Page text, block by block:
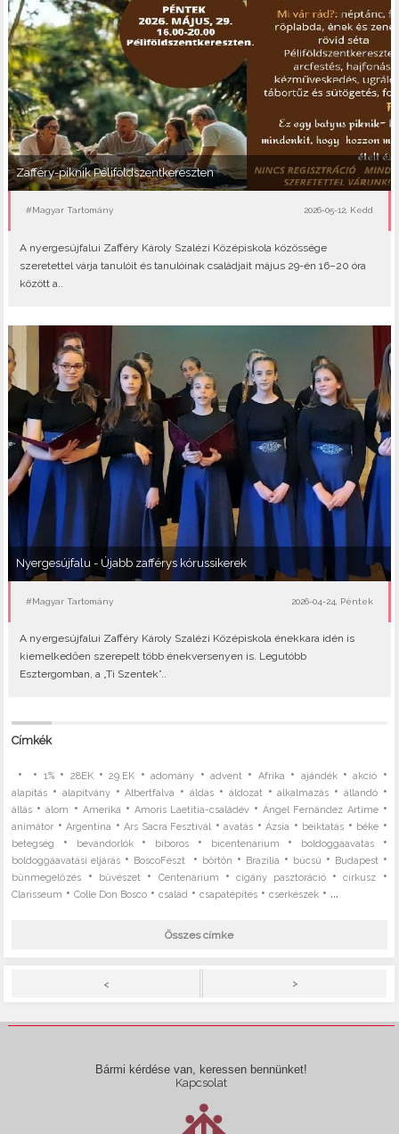
Zafféry-piknik Péliföldszentkereszten
#Magyar Tartomány 2026-05-12, Kedd
A nyergesújfalui Zafféry Károly Szalézi Középiskola közössége
szeretettel várja tanulóit és tanulóinak családjait május 29-én 16–20 óra
között a..
Nyergesújfalu - Újabb zafférys kórussikerek
#Magyar Tartomány 2026-04-24, Péntek
A nyergesújfalui Zafféry Károly Szalézi Középiskola énekkara idén is
kiemelkedően szerepelt több énekversenyen is. Legutóbb
Esztergomban, a „Ti Szentek”..
Címkék
• • 1%• 28EK•29.EK •adomány •advent • Afrika • ajándék•akció •
alapítás • alapítvány•Albertfalva •áldás • áldozat•alkalmazás • állandó•
állás •álom • Amerika • Amoris Laetitia-családév •Ángel Fernández Artime•
animátor •Argentína •Ars Sacra Fesztivál •avatás •Ázsia • beiktatás • béke •
betegség • bevándorlók• bíboros • bicentenárium • boldoggáavatás•
boldoggáavatási eljárás • BoscoFeszt • börtön • Brazília • búcsú • Budapest•
bűnmegelőzés • bűvészet• Centenárium •cigány pasztoráció•cirkusz •
Clarisseum •Colle Don Bosco •család •csapatépítés •cserkészek • ...
Összes címke
< >
Bármi kérdése van, keressen bennünket!
Kapcsolat